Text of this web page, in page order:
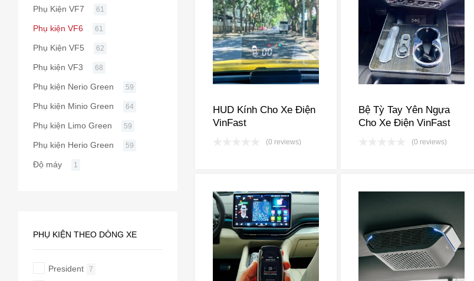
HUD Kính Cho Xe Điện
VinFast
(0 reviews)
Bệ Tỳ Tay Yên Ngựa
Cho Xe Điện VinFast
(0 reviews)
Phụ Kiện VF7 61
Phụ kiện VF6 61
Phụ Kiện VF5 62
Phụ kiện VF3 68
Phụ kiện Nerio Green 59
Phụ kiện Minio Green 64
Phụ kiện Limo Green 59
Phụ kiện Herio Green 59
Độ máy 1
PHỤ KIỆN THEO DÒNG XE
President 7